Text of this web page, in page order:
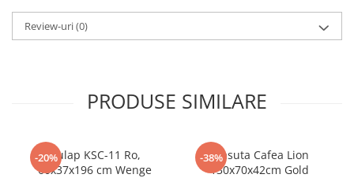
Review-uri(0)
PRODUSE SIMILARE
-20%Dulap KSC-11 Ro,
60x37x196 cm Wenge
-38%Masuta Cafea Lion
130x70x42cm Gold